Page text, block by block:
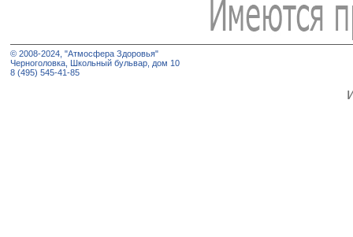
© 2008-2024, "Атмосфера Здоровья"
Черноголовка, Школьный бульвар, дом 10
8 (495) 545-41-85